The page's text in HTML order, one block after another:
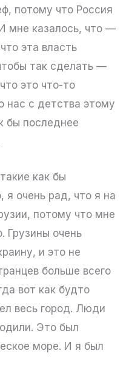
потому что Россия
мне казалось, что —
эта власть
так сделать —
это что-то
нас с детства этому
бы последнее
как бы
я очень рад, что я на
потому что мне
Грузины очень
и это не
больше всего
вот как будто
весь город. Люди
Это был
море. И я был